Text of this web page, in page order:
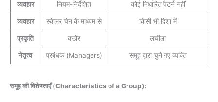
व्यवहार नियम-निर्देशित कोई निर्धारित पैटर्न नहीं
व्यवहार स्केलर चेन के माध्यम से किसी भी दिशा में
प्रकृति कठोर लचीला
नेतृत्व प्रबंधक (Managers) समूह द्वारा चुने गए व्यक्ति
समूह की विशेषताएँ (Characteristics of a Group):